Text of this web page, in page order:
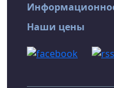
Наши цены